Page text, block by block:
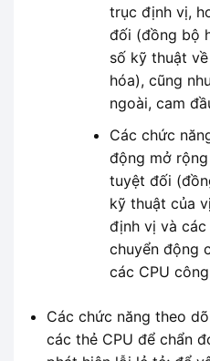
trục định vị,
đối (đồng bộ
số kỹ thuật
hóa), cũng
ngoài, cam
Các chức
động mở
tuyệt đối
kỹ thuật của
định vị và
chuyển động
các CPU
Các chức năng theo
các thẻ CPU để chẩn